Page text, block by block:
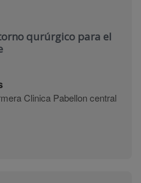
qurúrgico para el
Clinica Pabellon central